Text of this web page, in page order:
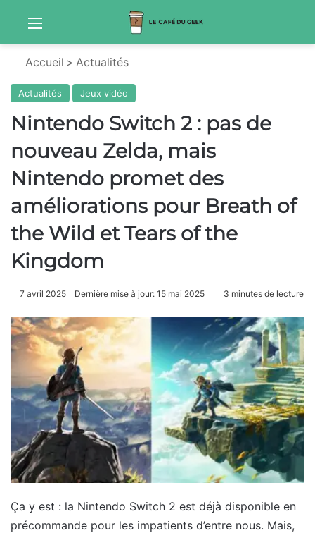
Menu
Accueil > Actualités
Actualités Jeux vidéo
Nintendo Switch 2 : pas de
nouveau Zelda, mais
Nintendo promet des
améliorations pour Breath of
the Wild et Tears of the
Kingdom
7 avril 2025 Dernière mise à jour: 15 mai 2025 3 minutes de lecture
Ça y est : la Nintendo Switch 2 est déjà disponible en
précommande pour les impatients d’entre nous. Mais,